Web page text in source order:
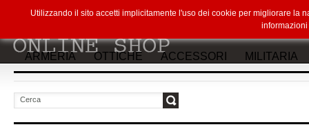
ARMERIA OTTICHE ACCESSORI MILITARIA
Utilizzando il sito accetti implicitamente l'uso dei cookie per migliorare la
informazioni